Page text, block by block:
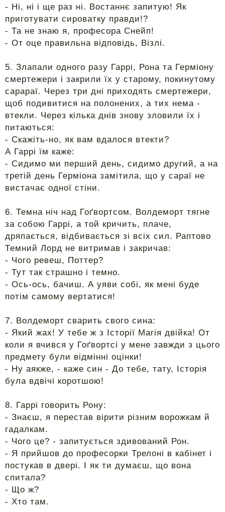
- Ні, ні і ще раз ні. Востаннє запитую! Як
приготувати сироватку правди!?
- Та не знаю я, професора Снейп!
- От оце правильна відповідь, Візлі.
5. Злапали одного разу Гаррі, Рона та Герміону
смертежери і закрили їх у старому, покинутому
сарараї. Через три дні приходять смертежери,
щоб подивитися на полонених, а тих нема -
втекли. Через кілька днів знову зловили їх і
питаються:
- Скажіть-но, як вам вдалося втекти?
А Гаррі їм каже:
- Сидимо ми перший день, сидимо другий, а на
третій день Герміона замітила, що у сараї не
вистачає одної стіни.
6. Темна ніч над Гоґвортсом. Волдеморт тягне
за собою Гаррі, а той кричить, плаче,
дряпається, відбивається зі всіх сил. Раптово
Темний Лорд не витримав і закричав:
- Чого ревеш, Поттер?
- Тут так страшно і темно.
- Ось-ось, бачиш. А уяви собі, як мені буде
потім самому вертатися!
7. Волдеморт сварить свого сина:
- Який жах! У тебе ж з Історії Магія двійка! От
коли я вчився у Гоґвортсі у мене завжди з цього
предмету були відмінні оцінки!
- Ну аякже, - каже син - До тебе, тату, Історія
була вдвічі коротшою!
8. Гаррі говорить Рону:
- Знаєш, я перестав вірити різним ворожкам й
гадалкам.
- Чого це? - запитується здивований Рон.
- Я прийшов до професорки Трелоні в кабінет і
постукав в двері. І як ти думаєш, що вона
спитала?
- Що ж?
- Хто там.